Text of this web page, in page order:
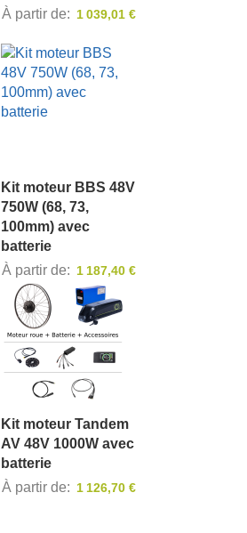
À partir de 1 039,01 €
Kit moteur BBS 48V
750W (68, 73,
100mm) avec
batterie
À partir de
1 187,40 €
Kit moteur Tandem
AV 48V 1000W avec
batterie
À partir de
1 126,70 €